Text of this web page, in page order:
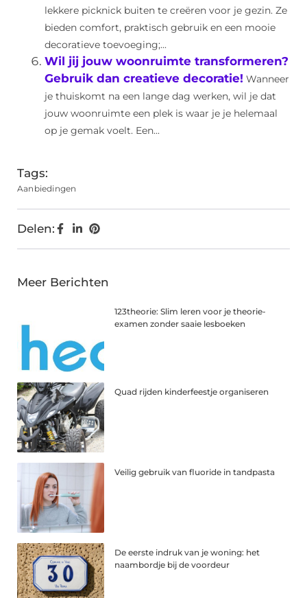
lekkere picknick buiten te creëren voor je gezin. Ze
bieden comfort, praktisch gebruik en een mooie
decoratieve toevoeging;...
Wil jij jouw woonruimte transformeren?
Gebruik dan creatieve decoratie! Wanneer
je thuiskomt na een lange dag werken, wil je dat
jouw woonruimte een plek is waar je je helemaal
op je gemak voelt. Een...
Tags:
Aanbiedingen
Delen:
Meer Berichten
123theorie: Slim leren voor je theorie-
examen zonder saaie lesboeken
Quad rijden kinderfeestje organiseren
Veilig gebruik van fluoride in tandpasta
De eerste indruk van je woning: het
naambordje bij de voordeur